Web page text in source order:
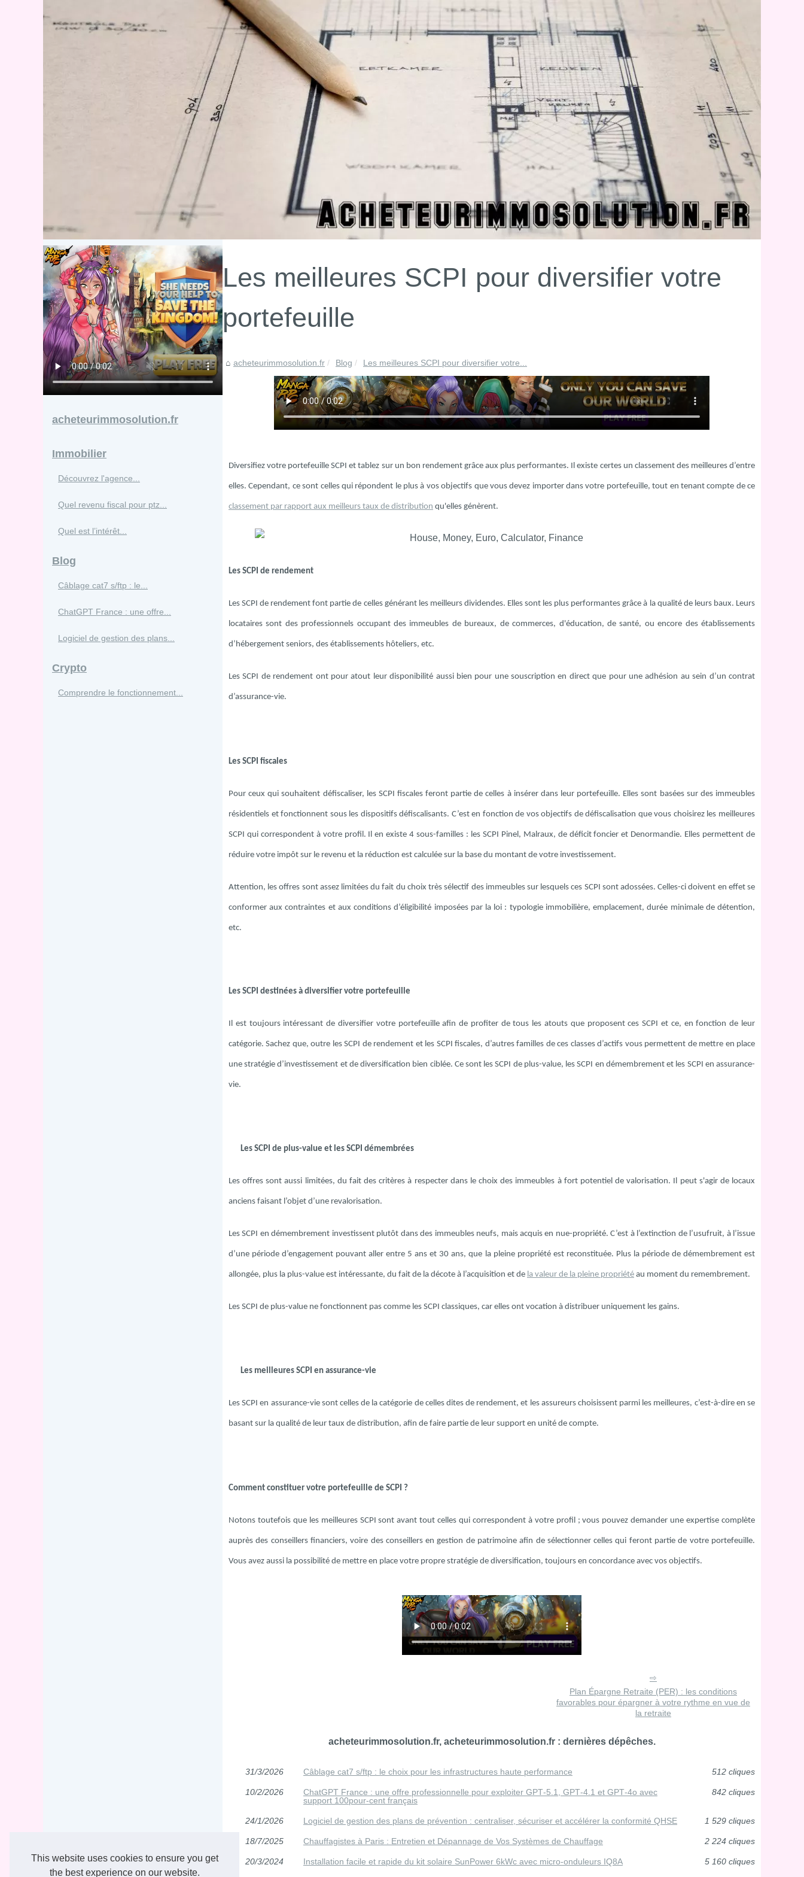
This website uses cookies to ensure you get
the best experience on our website.
Les meilleures SCPI pour diversifier votre
portefeuille
acheteurimmosolution.fr Blog Les meilleures SCPI pour diversifier votre...
Diversifiez votre portefeuille SCPI et tablez sur un bon rendement grâce aux plus performantes. Il existe certes un classement des meilleures d’entre
elles. Cependant, ce sont celles qui répondent le plus à vos objectifs que vous devez importer dans votre portefeuille, tout en tenant compte de ce
classement par rapport aux meilleurs taux de distribution qu'elles génèrent.
Les SCPI de rendement
Les SCPI de rendement font partie de celles générant les meilleurs dividendes. Elles sont les plus performantes grâce à la qualité de leurs baux. Leurs
locataires sont des professionnels occupant des immeubles de bureaux, de commerces, d'éducation, de santé, ou encore des établissements
d’hébergement seniors, des établissements hôteliers, etc.
Les SCPI de rendement ont pour atout leur disponibilité aussi bien pour une souscription en direct que pour une adhésion au sein d’un contrat
d’assurance-vie.
Les SCPI fiscales
Pour ceux qui souhaitent défiscaliser, les SCPI fiscales feront partie de celles à insérer dans leur portefeuille. Elles sont basées sur des immeubles
résidentiels et fonctionnent sous les dispositifs défiscalisants. C’est en fonction de vos objectifs de défiscalisation que vous choisirez les meilleures
SCPI qui correspondent à votre profil. Il en existe 4 sous-familles : les SCPI Pinel, Malraux, de déficit foncier et Denormandie. Elles permettent de
réduire votre impôt sur le revenu et la réduction est calculée sur la base du montant de votre investissement.
Attention, les offres sont assez limitées du fait du choix très sélectif des immeubles sur lesquels ces SCPI sont adossées. Celles-ci doivent en effet se
conformer aux contraintes et aux conditions d’éligibilité imposées par la loi : typologie immobilière, emplacement, durée minimale de détention,
etc.
Les SCPI destinées à diversifier votre portefeuille
Il est toujours intéressant de diversifier votre portefeuille afin de profiter de tous les atouts que proposent ces SCPI et ce, en fonction de leur
catégorie. Sachez que, outre les SCPI de rendement et les SCPI fiscales, d’autres familles de ces classes d’actifs vous permettent de mettre en place
une stratégie d’investissement et de diversification bien ciblée. Ce sont les SCPI de plus-value, les SCPI en démembrement et les SCPI en assurance-
vie.
Les SCPI de plus-value et les SCPI démembrées
Les offres sont aussi limitées, du fait des critères à respecter dans le choix des immeubles à fort potentiel de valorisation. Il peut s'agir de locaux
anciens faisant l’objet d’une revalorisation.
Les SCPI en démembrement investissent plutôt dans des immeubles neufs, mais acquis en nue-propriété. C’est à l’extinction de l’usufruit, à l’issue
d’une période d’engagement pouvant aller entre 5 ans et 30 ans, que la pleine propriété est reconstituée. Plus la période de démembrement est
allongée, plus la plus-value est intéressante, du fait de la décote à l’acquisition et de la valeur de la pleine propriété au moment du remembrement.
Les SCPI de plus-value ne fonctionnent pas comme les SCPI classiques, car elles ont vocation à distribuer uniquement les gains.
Les meilleures SCPI en assurance-vie
Les SCPI en assurance-vie sont celles de la catégorie de celles dites de rendement, et les assureurs choisissent parmi les meilleures, c’est-à-dire en se
basant sur la qualité de leur taux de distribution, afin de faire partie de leur support en unité de compte.
Comment constituer votre portefeuille de SCPI ?
Notons toutefois que les meilleures SCPI sont avant tout celles qui correspondent à votre profil ; vous pouvez demander une expertise complète
auprès des conseillers financiers, voire des conseillers en gestion de patrimoine afin de sélectionner celles qui feront partie de votre portefeuille.
Vous avez aussi la possibilité de mettre en place votre propre stratégie de diversification, toujours en concordance avec vos objectifs.
Plan Épargne Retraite (PER) : les conditions
favorables pour épargner à votre rythme en vue de
la retraite
acheteurimmosolution.fr, acheteurimmosolution.fr : dernières dépêches.
31/3/2026 Câblage cat7 s/ftp : le choix pour les infrastructures haute performance 512 cliques
10/2/2026
ChatGPT France : une offre professionnelle pour exploiter GPT‑5.1, GPT‑4.1 et GPT‑4o avec
support 100pour-cent français
842 cliques
24/1/2026 Logiciel de gestion des plans de prévention : centraliser, sécuriser et accélérer la conformité QHSE 1 529 cliques
18/7/2025 Chauffagistes à Paris : Entretien et Dépannage de Vos Systèmes de Chauffage 2 224 cliques
20/3/2024 Installation facile et rapide du kit solaire SunPower 6kWc avec micro-onduleurs IQ8A 5 160 cliques
acheteurimmosolution.fr
Immobilier
Découvrez l'agence...
Quel revenu fiscal pour ptz...
Quel est l’intérêt...
Blog
Câblage cat7 s/ftp : le...
ChatGPT France : une offre...
Logiciel de gestion des plans...
Crypto
Comprendre le fonctionnement...